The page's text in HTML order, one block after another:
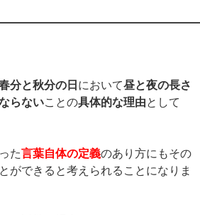
分と秋分の日 において昼と夜の長さ
らないことの具体的な理由として
た言葉自体の定義のあり方にもその
ができると考えられることになりま